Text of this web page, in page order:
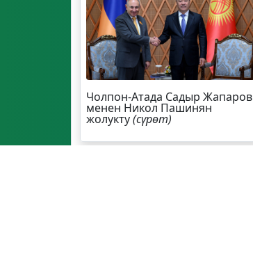
Чолпон-Атада Садыр Жапаров
менен Никол Пашинян
жолукту(сүрөт)